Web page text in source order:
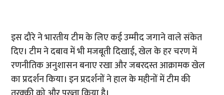
इस दौरे ने भारतीय टीम के लिए कई उम्मीद जगाने वाले संकेत
दिए। टीम ने दबाव में भी मजबूती दिखाई, खेल के हर चरण में
रणनीतिक अनुशासन बनाए रखा और जबरदस्त आक्रामक खेल
का प्रदर्शन किया। इन प्रदर्शनों ने हाल के महीनों में टीम की